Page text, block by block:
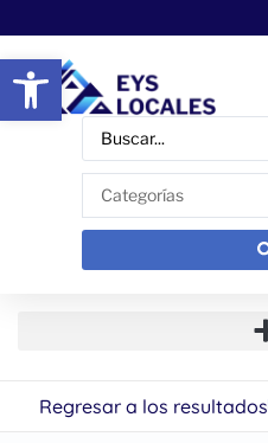
Abrir barra de herramientas
Regresar a los resultados